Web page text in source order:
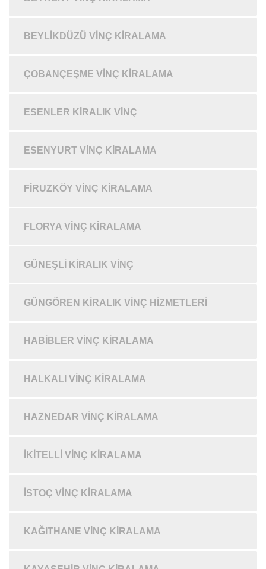
BEYLIKDÜZÜ VINÇ KIRALAMA
ÇOBANÇEŞME VINÇ KIRALAMA
ESENLER KIRALIK VINÇ
ESENYURT VINÇ KIRALAMA
FIRUZKÖY VINÇ KIRALAMA
FLORYA VINÇ KIRALAMA
GÜNEŞLI KIRALIK VINÇ
GÜNGÖREN KIRALIK VINÇ HIZMETLERI
HABIBLER VINÇ KIRALAMA
HALKALI VINÇ KIRALAMA
HAZNEDAR VINÇ KIRALAMA
İKITELLI VINÇ KIRALAMA
İSTOÇ VINÇ KIRALAMA
KAĞITHANE VINÇ KIRALAMA